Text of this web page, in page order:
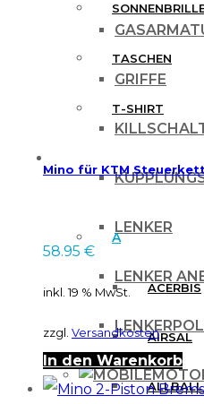
GRIFFE
LENKER
LENKER
TASCHEN
T-SHIRT
A
ACERBIS
AIRSAL
Mino für KTM
58.95 €
inkl. 19 % MwSt.
zzgl. Versandkosten
In den Warenkorb